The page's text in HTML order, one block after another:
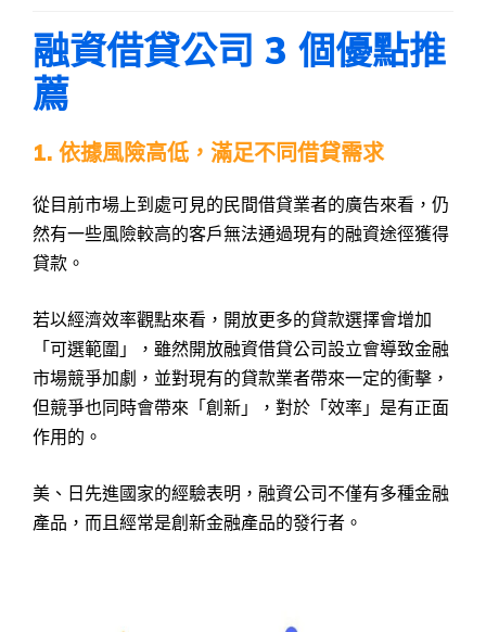
融資借貸公司 3 個優點推
薦
1. 依據風險高低，滿足不同借貸需求
從目前市場上到處可見的民間借貸業者的廣告來看，仍
然有一些風險較高的客戶無法通過現有的融資途徑獲得
貸款。
若以經濟效率觀點來看，開放更多的貸款選擇會增加
「可選範圍」，雖然開放融資借貸公司設立會導致金融
市場競爭加劇，並對現有的貸款業者帶來一定的衝擊，
但競爭也同時會帶來「創新」，對於「效率」是有正面
作用的。
美、日先進國家的經驗表明，融資公司不僅有多種金融
產品，而且經常是創新金融產品的發行者。